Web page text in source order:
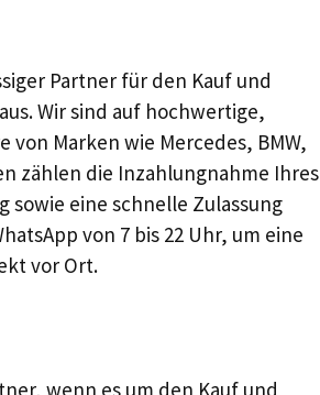
Partner für den Kauf und
Wir sind auf hochwertige,
Marken wie Mercedes, BMW,
zählen die Inzahlungnahme Ihres
sowie eine schnelle Zulassung
von 7 bis 22 Uhr, um eine
vor Ort.
wenn es um den Kauf und